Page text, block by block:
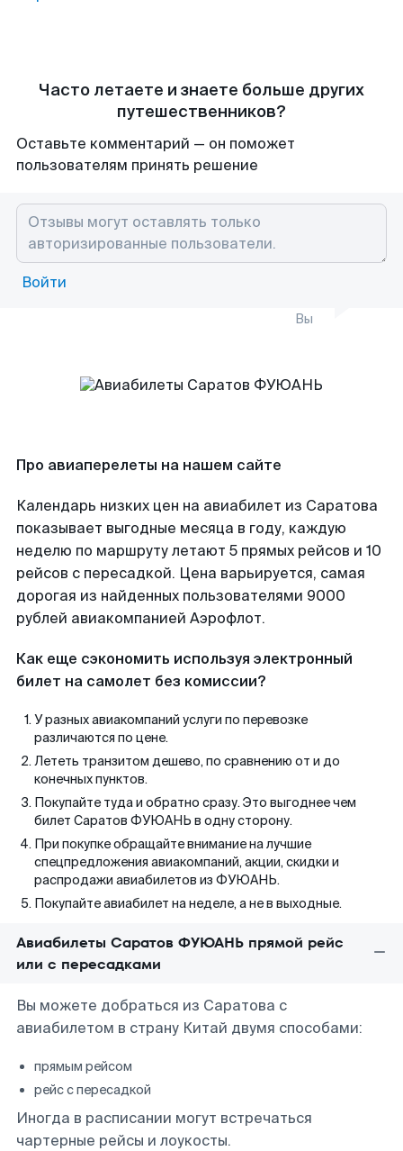
Часто летаете и знаете больше других
путешественников?
Оставьте комментарий — он поможет
пользователям принять решение
Войти
Вы
Про авиаперелеты на нашем сайте
Календарь низких цен на авиабилет из Саратова
показывает выгодные месяца в году, каждую
неделю по маршруту летают 5 прямых рейсов и 10
рейсов с пересадкой. Цена варьируется, самая
дорогая из найденных пользователями 9000
рублей авиакомпанией Аэрофлот.
Как еще сэкономить используя электронный
билет на самолет без комиссии?
У разных авиакомпаний услуги по перевозке
различаются по цене.
Лететь транзитом дешево, по сравнению от и до
конечных пунктов.
Покупайте туда и обратно сразу. Это выгоднее чем
билет Саратов ФУЮАНЬ в одну сторону.
При покупке обращайте внимание на лучшие
спецпредложения авиакомпаний, акции, скидки и
распродажи авиабилетов из ФУЮАНЬ.
Покупайте авиабилет на неделе, а не в выходные.
Авиабилеты Саратов ФУЮАНЬ прямой рейс
или с пересадками
Вы можете добраться из Саратова с
авиабилетом в страну Китай двумя способами:
прямым рейсом
рейс с пересадкой
Иногда в расписании могут встречаться
чартерные рейсы и лоукосты.